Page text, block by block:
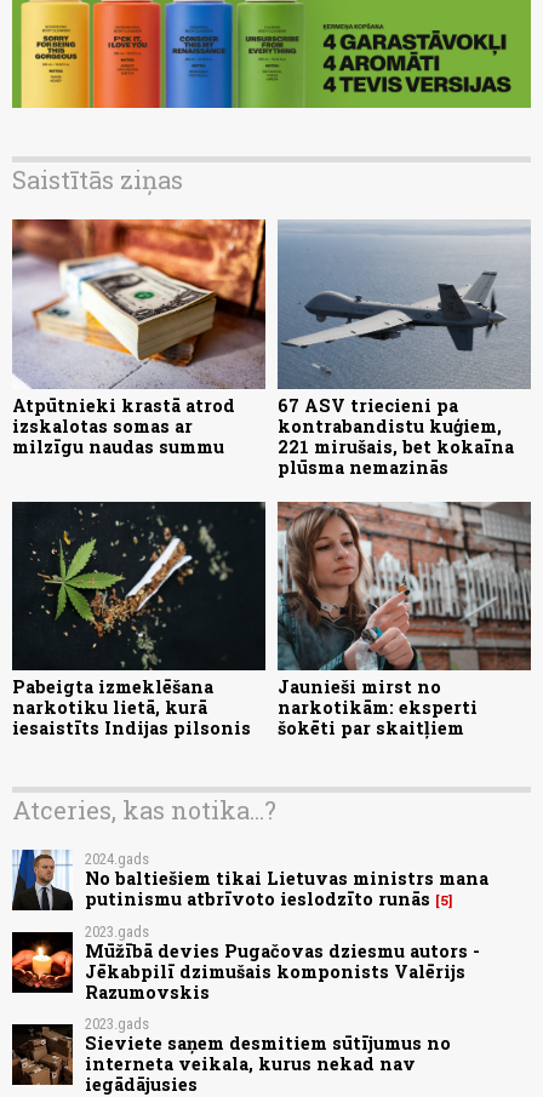
Saistītās ziņas
Atpūtnieki krastā atrod
izskalotas somas ar
milzīgu naudas summu
67 ASV triecieni pa
kontrabandistu kuģiem,
221 mirušais, bet kokaīna
plūsma nemazinās
Pabeigta izmeklēšana
narkotiku lietā, kurā
iesaistīts Indijas pilsonis
Jaunieši mirst no
narkotikām: eksperti
šokēti par skaitļiem
Atceries, kas notika...?
2024.gads
No baltiešiem tikai Lietuvas ministrs mana
putinismu atbrīvoto ieslodzīto runās
5
2023.gads
Mūžībā devies Pugačovas dziesmu autors -
Jēkabpilī dzimušais komponists Valērijs
Razumovskis
2023.gads
Sieviete saņem desmitiem sūtījumus no
interneta veikala, kurus nekad nav
iegādājusies